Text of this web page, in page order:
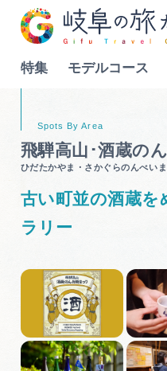
特集 モデルコース
モデルコース
スポット・体験
イベント
グルメ
Language
飛騨高山･酒蔵の
ひだたかやま・さかぐらのんべい
古い町並の酒蔵
ラリー